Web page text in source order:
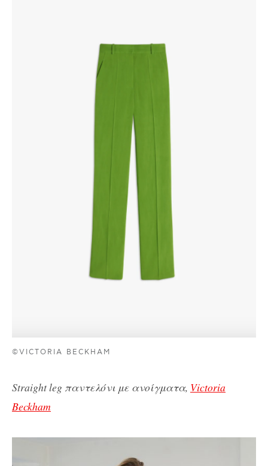
©VICTORIA BECKHAM
Straight leg παντελόνι με ανοίγματα, Victoria
Beckham